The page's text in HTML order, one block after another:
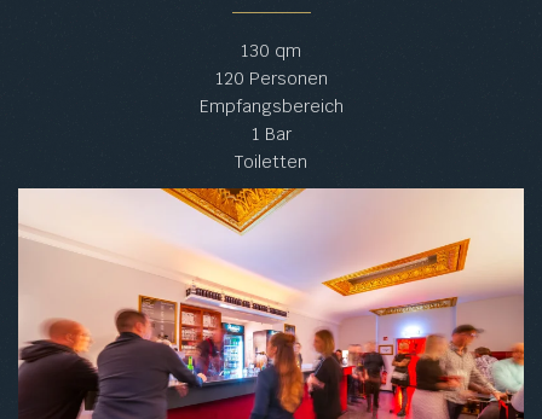
130 qm
120 Personen
Empfangsbereich
1 Bar
Toiletten